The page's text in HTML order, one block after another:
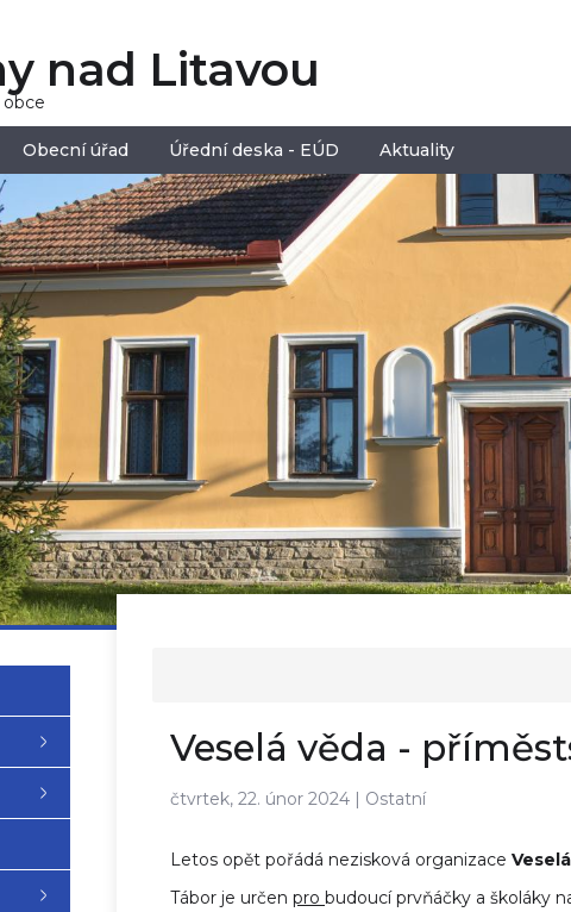
nad Litavou
obce
Obecní úřad Úřední deska - EÚD Aktuality
Veselá věda -
čtvrtek, 22. únor 2024 | Ostatní
Letos opět pořádá nezisková organizace
Tábor je určen pro budoucí prvňáčky a školáky